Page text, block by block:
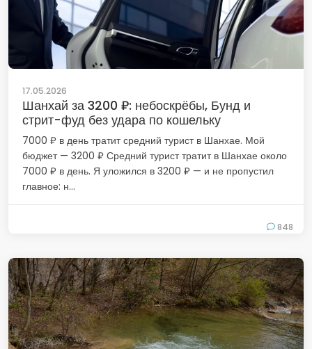
17.05.2026
Шанхай за 3200 ₽: небоскрёбы, Бунд и
стрит-фуд без удара по кошельку
7000 ₽ в день тратит средний турист в Шанхае. Мой
бюджет — 3200 ₽ Средний турист тратит в Шанхае около
7000 ₽ в день. Я уложился в 3200 ₽ — и не пропустил
главное: н...
848